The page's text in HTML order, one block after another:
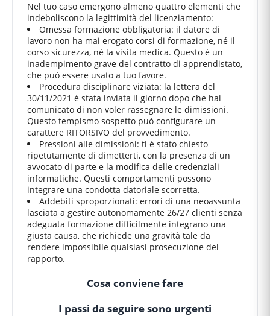
Nel tuo caso emergono almeno quattro elementi che
indeboliscono la legittimità del licenziamento:
Omessa formazione obbligatoria: il datore di
lavoro non ha mai erogato corsi di formazione, né il
corso sicurezza, né la visita medica. Questo è un
inadempimento grave del contratto di apprendistato,
che può essere usato a tuo favore.
Procedura disciplinare viziata: la lettera del
30/11/2021 è stata inviata il giorno dopo che hai
comunicato di non voler rassegnare le dimissioni.
Questo tempismo sospetto può configurare un
carattere RITORSIVO del provvedimento.
Pressioni alle dimissioni: ti è stato chiesto
ripetutamente di dimetterti, con la presenza di un
avvocato di parte e la modifica delle credenziali
informatiche. Questi comportamenti possono
integrare una condotta datoriale scorretta.
Addebiti sproporzionati: errori di una neoassunta
lasciata a gestire autonomamente 26/27 clienti senza
adeguata formazione difficilmente integrano una
giusta causa, che richiede una gravità tale da
rendere impossibile qualsiasi prosecuzione del
rapporto.
Cosa conviene fare
I passi da seguire sono urgenti